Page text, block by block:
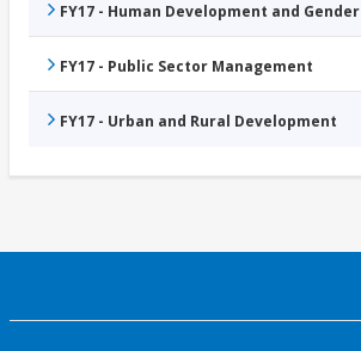
FY17 - Human Development and Gender
FY17 - Public Sector Management
FY17 - Urban and Rural Development